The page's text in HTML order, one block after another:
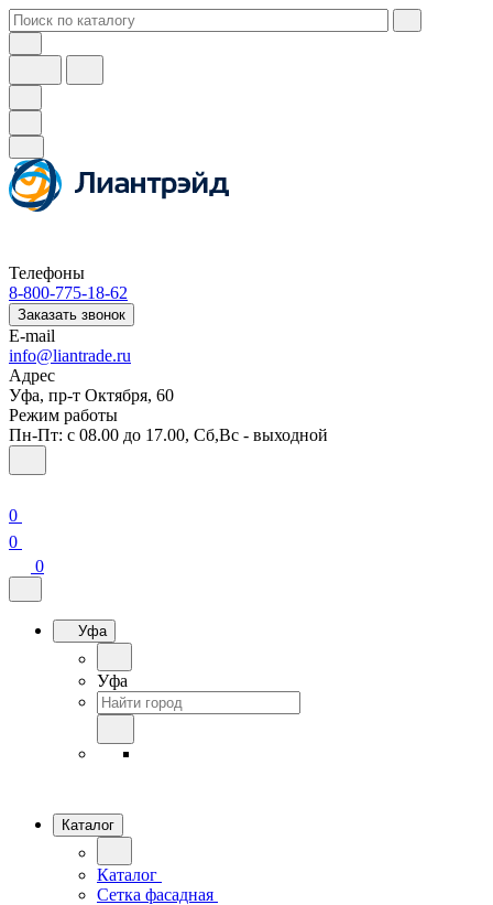
Телефоны
8-800-775-18-62
Заказать звонок
E-mail
info@liantrade.ru
Адрес
Уфа, пр-т Октября, 60
Режим работы
Пн-Пт: c 08.00 до 17.00, Cб,Вс - выходной
0
0
0
Уфа
Уфа
Каталог
Каталог
Сетка фасадная